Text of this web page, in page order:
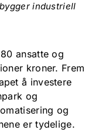
industriell
ansatte og
kroner. Frem
å investere
og
og
er tydelige.